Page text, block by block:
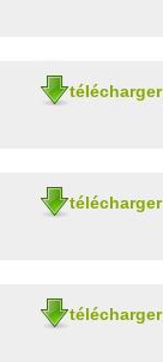
télécharger
télécharger
télécharger